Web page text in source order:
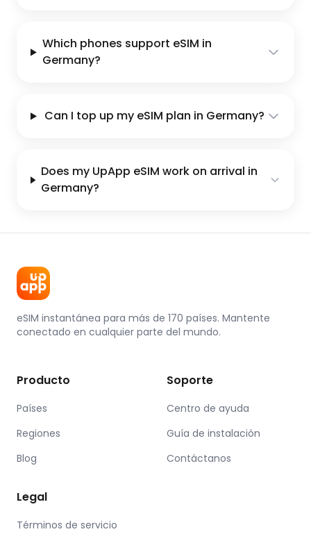
Which phones support eSIM in
Germany?
Can I top up my eSIM plan in Germany?
Does my UpApp eSIM work on arrival in
Germany?
eSIM instantánea para más de 170 países. Mantente
conectado en cualquier parte del mundo.
Producto
Países
Regiones
Blog
Soporte
Centro de ayuda
Guía de instalación
Contáctanos
Legal
Términos de servicio